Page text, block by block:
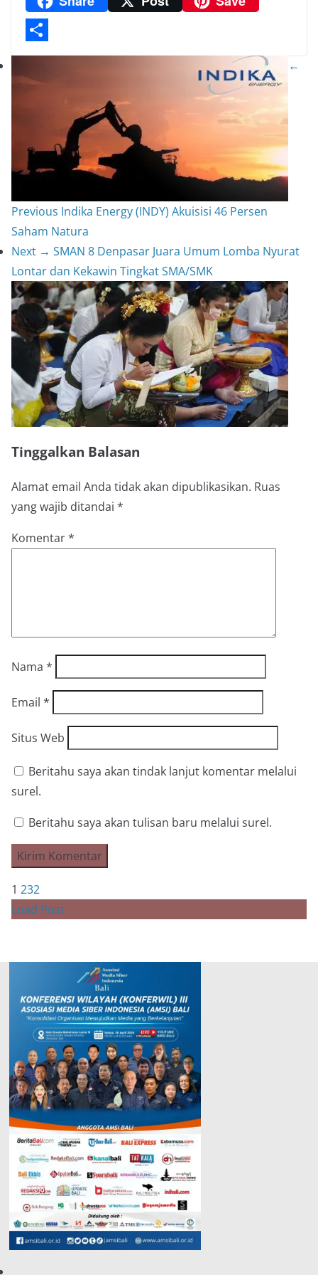
m
p
p
a
t
t
e
a
i
o
p
k
S
h
e
←
Previous Indika Energy (INDY) Akuisisi 46 Persen
Saham Natura
Next → SMAN 8 Denpasar Juara Umum Lomba Nyurat
Lontar dan Kekawin Tingkat SMA/SMK
Tinggalkan Balasan
Alamat email Anda tidak akan dipublikasikan. Ruas
yang wajib ditandai *
Komentar*
Nama *
Email *
Situs Web
Beritahu saya akan tindak lanjut komentar melalui
surel.
Beritahu saya akan tulisan baru melalui surel.
1 232
Load Post